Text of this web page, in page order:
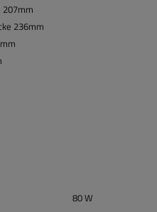
207mm
236mm
80 W